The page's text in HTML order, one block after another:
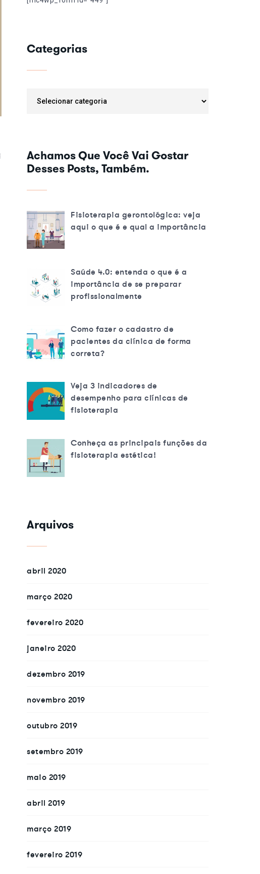
Categorias
Achamos Que Você Vai Gostar
Desses Posts, Também.
Fisioterapia gerontológica: veja
aqui o que é e qual a importância
Saúde 4.0: entenda o que é a
importância de se preparar
profissionalmente
Como fazer o cadastro de
pacientes da clínica de forma
correta?
Veja 3 indicadores de
desempenho para clínicas de
fisioterapia
Conheça as principais funções da
fisioterapia estética!
Arquivos
abril 2020
março 2020
fevereiro 2020
janeiro 2020
dezembro 2019
novembro 2019
outubro 2019
setembro 2019
maio 2019
abril 2019
março 2019
fevereiro 2019